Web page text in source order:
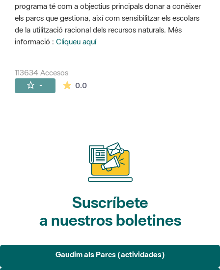
programa té com a objectius principals donar a conèixer
els parcs que gestiona, així com sensibilitzar els escolars
de la utilització racional dels recursos naturals. Més
informació : Cliqueu aquí
113634 Accesos
- 0.0La valoración media es de 0 estrellas de
Suscríbete
a nuestros boletines
Gaudim als Parcs (actividades)